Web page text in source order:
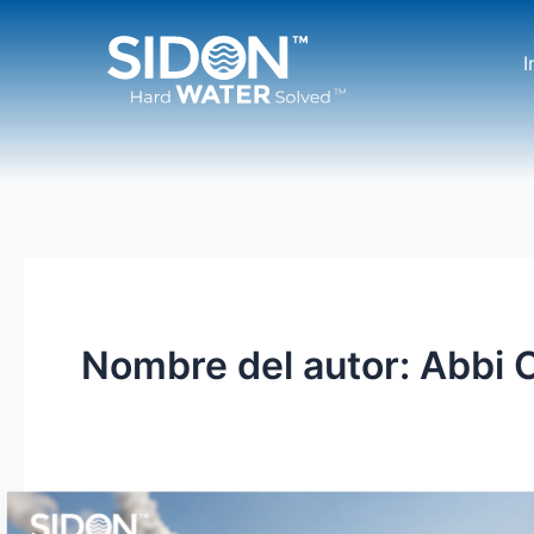
Nombre del autor: Abbi
Del